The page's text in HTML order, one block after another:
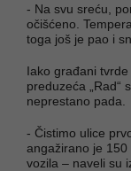
- Na svu sreću,
očišćeno.
toga još je pao i
Iako građani
preduzeća „Rad“
neprestano pada.
- Čistimo ulice
angažirano je
vozila – naveli su